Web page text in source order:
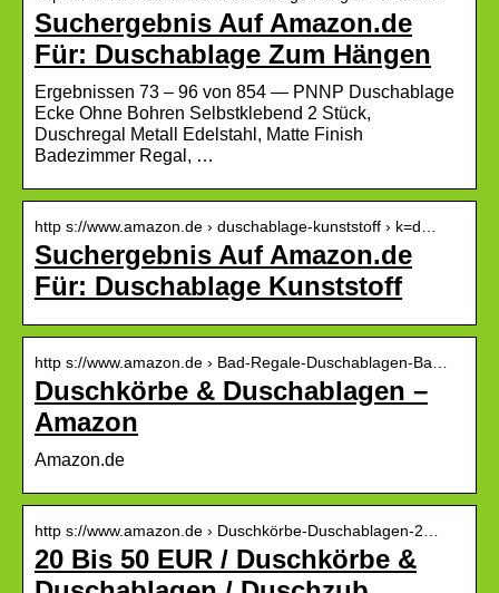
Suchergebnis Auf Amazon.de
Für: Duschablage Zum Hängen
Ergebnissen 73 – 96 von 854 — PNNP Duschablage
Ecke Ohne Bohren Selbstklebend 2 Stück,
Duschregal Metall Edelstahl, Matte Finish
Badezimmer Regal, …
http s://www.amazon.de › duschablage-kunststoff › k=d…
Suchergebnis Auf Amazon.de
Für: Duschablage Kunststoff
http s://www.amazon.de › Bad-Regale-Duschablagen-Ba…
Duschkörbe & Duschablagen –
Amazon
Amazon.de
http s://www.amazon.de › Duschkörbe-Duschablagen-2…
20 Bis 50 EUR / Duschkörbe &